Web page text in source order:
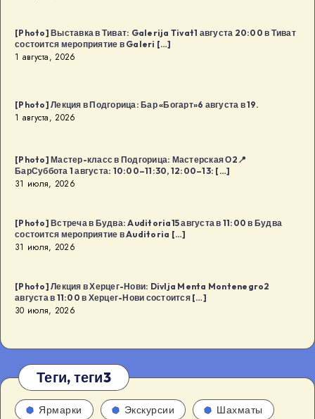
Будва
[…]
[Photo] Выставка в Тиват: Galerija Tivat1 августа 20:00 в Тиват
состоится мероприятие в Galeri […]
1 августа, 2026
[Photo] Лекция в Подгорица: Бар «Богарт»6 августа в 19.
1 августа, 2026
[Photo] Мастер-класс в Подгорица: Мастерская О2📍
БарСуббота 1 августа: 10:00–11:30, 12:00–13: […]
31 июля, 2026
[Photo] Встреча в Будва: Auditoria15 августа в 11:00 в Будва
состоится мероприятие в Auditoria […]
31 июля, 2026
[Photo] Лекция в Херцег-Нови: Divlja Menta Montenegro2
августа в 11:00 в Херцег-Нови состоится […]
30 июля, 2026
Теги, теги3
Ярмарки Экскурсии Шахматы